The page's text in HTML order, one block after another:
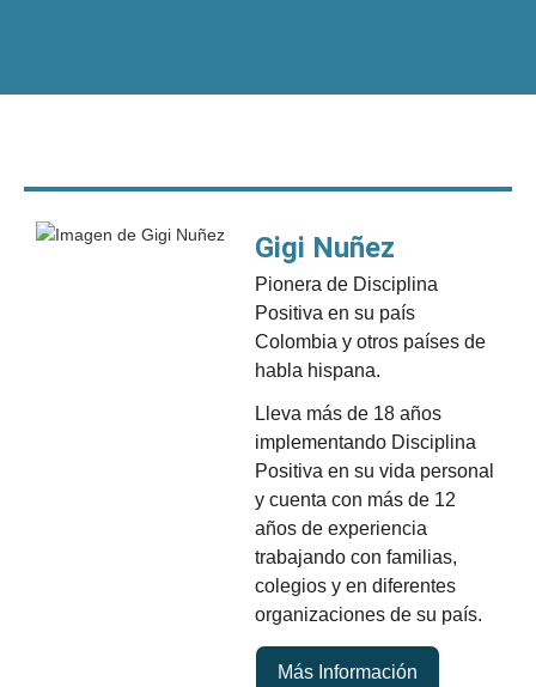
Gigi Nuñez
Pionera de Disciplina
Positiva en su país
Colombia y otros países de
habla hispana.
Lleva más de 18 años
implementando Disciplina
Positiva en su vida personal
y cuenta con más de 12
años de experiencia
trabajando con familias,
colegios y en diferentes
organizaciones de su país.
Más Información